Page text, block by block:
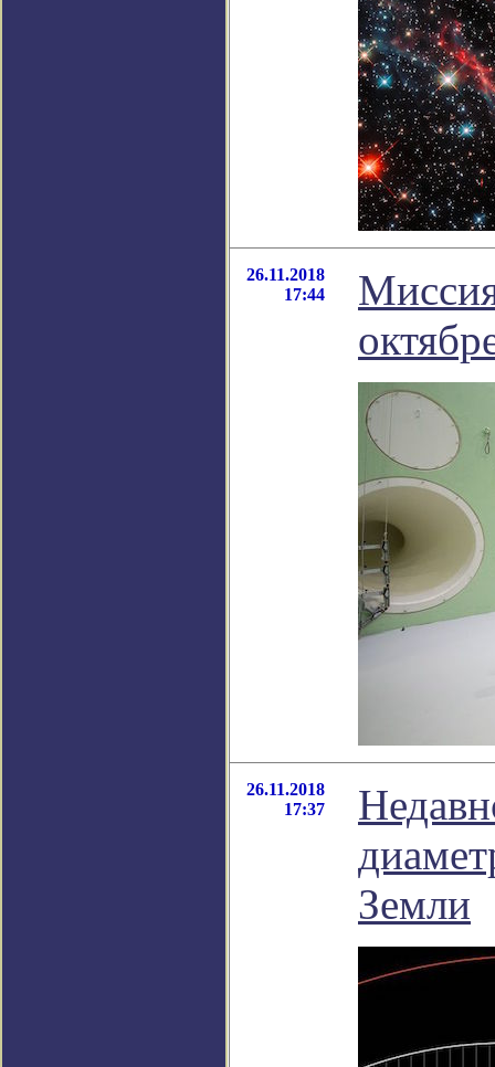
26.11.2018
17:44
26.11.2018
17:37
Земли